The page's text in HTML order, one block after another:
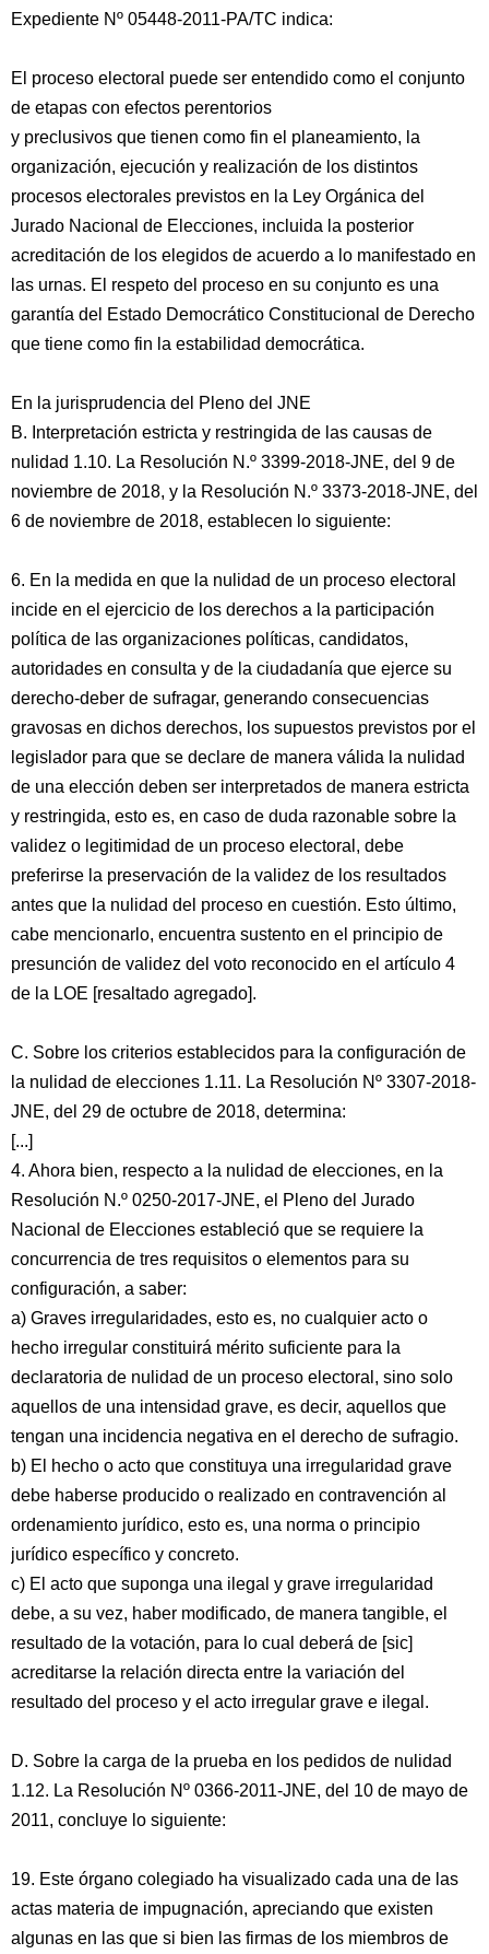
Expediente Nº 05448-2011-PA/TC indica:
El proceso electoral puede ser entendido como el conjunto
de etapas con efectos perentorios
y preclusivos que tienen como fin el planeamiento, la
organización, ejecución y realización de los distintos
procesos electorales previstos en la Ley Orgánica del
Jurado Nacional de Elecciones, incluida la posterior
acreditación de los elegidos de acuerdo a lo manifestado en
las urnas. El respeto del proceso en su conjunto es una
garantía del Estado Democrático Constitucional de Derecho
que tiene como fin la estabilidad democrática.
En la jurisprudencia del Pleno del JNE
B. Interpretación estricta y restringida de las causas de
nulidad 1.10. La Resolución N.º 3399-2018-JNE, del 9 de
noviembre de 2018, y la Resolución N.º 3373-2018-JNE, del
6 de noviembre de 2018, establecen lo siguiente:
6. En la medida en que la nulidad de un proceso electoral
incide en el ejercicio de los derechos a la participación
política de las organizaciones políticas, candidatos,
autoridades en consulta y de la ciudadanía que ejerce su
derecho-deber de sufragar, generando consecuencias
gravosas en dichos derechos, los supuestos previstos por el
legislador para que se declare de manera válida la nulidad
de una elección deben ser interpretados de manera estricta
y restringida, esto es, en caso de duda razonable sobre la
validez o legitimidad de un proceso electoral, debe
preferirse la preservación de la validez de los resultados
antes que la nulidad del proceso en cuestión. Esto último,
cabe mencionarlo, encuentra sustento en el principio de
presunción de validez del voto reconocido en el artículo 4
de la LOE [resaltado agregado].
C. Sobre los criterios establecidos para la configuración de
la nulidad de elecciones 1.11. La Resolución Nº 3307-2018-
JNE, del 29 de octubre de 2018, determina:
[...]
4. Ahora bien, respecto a la nulidad de elecciones, en la
Resolución N.º 0250-2017-JNE, el Pleno del Jurado
Nacional de Elecciones estableció que se requiere la
concurrencia de tres requisitos o elementos para su
configuración, a saber:
a) Graves irregularidades, esto es, no cualquier acto o
hecho irregular constituirá mérito suficiente para la
declaratoria de nulidad de un proceso electoral, sino solo
aquellos de una intensidad grave, es decir, aquellos que
tengan una incidencia negativa en el derecho de sufragio.
b) El hecho o acto que constituya una irregularidad grave
debe haberse producido o realizado en contravención al
ordenamiento jurídico, esto es, una norma o principio
jurídico específico y concreto.
c) El acto que suponga una ilegal y grave irregularidad
debe, a su vez, haber modificado, de manera tangible, el
resultado de la votación, para lo cual deberá de [sic]
acreditarse la relación directa entre la variación del
resultado del proceso y el acto irregular grave e ilegal.
D. Sobre la carga de la prueba en los pedidos de nulidad
1.12. La Resolución Nº 0366-2011-JNE, del 10 de mayo de
2011, concluye lo siguiente:
19. Este órgano colegiado ha visualizado cada una de las
actas materia de impugnación, apreciando que existen
algunas en las que si bien las firmas de los miembros de